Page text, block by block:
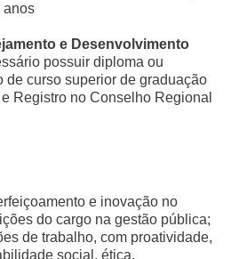
anos
e Desenvolvimento
possuir diploma ou
de curso superior de graduação
Registro no Conselho Regional
e inovação no
do cargo na gestão pública;
de trabalho, com proatividade,
social, ética,